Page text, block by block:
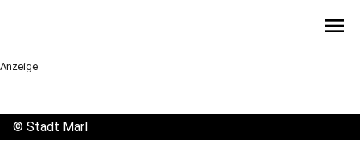
menu
Anzeige
© Stadt Marl